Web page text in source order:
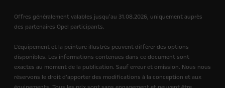
Offres généralement valables jusquʻau 31.08.2026, uniquement auprès
des partenaires Opel participants.
L'équipement et la peinture illustrés peuvent différer des options
disponibles. Les informations contenues dans ce document sont
exactes au moment de la publication. Sauf erreur et omission. Nous nous
réservons le droit d’apporter des modifications à la conception et aux